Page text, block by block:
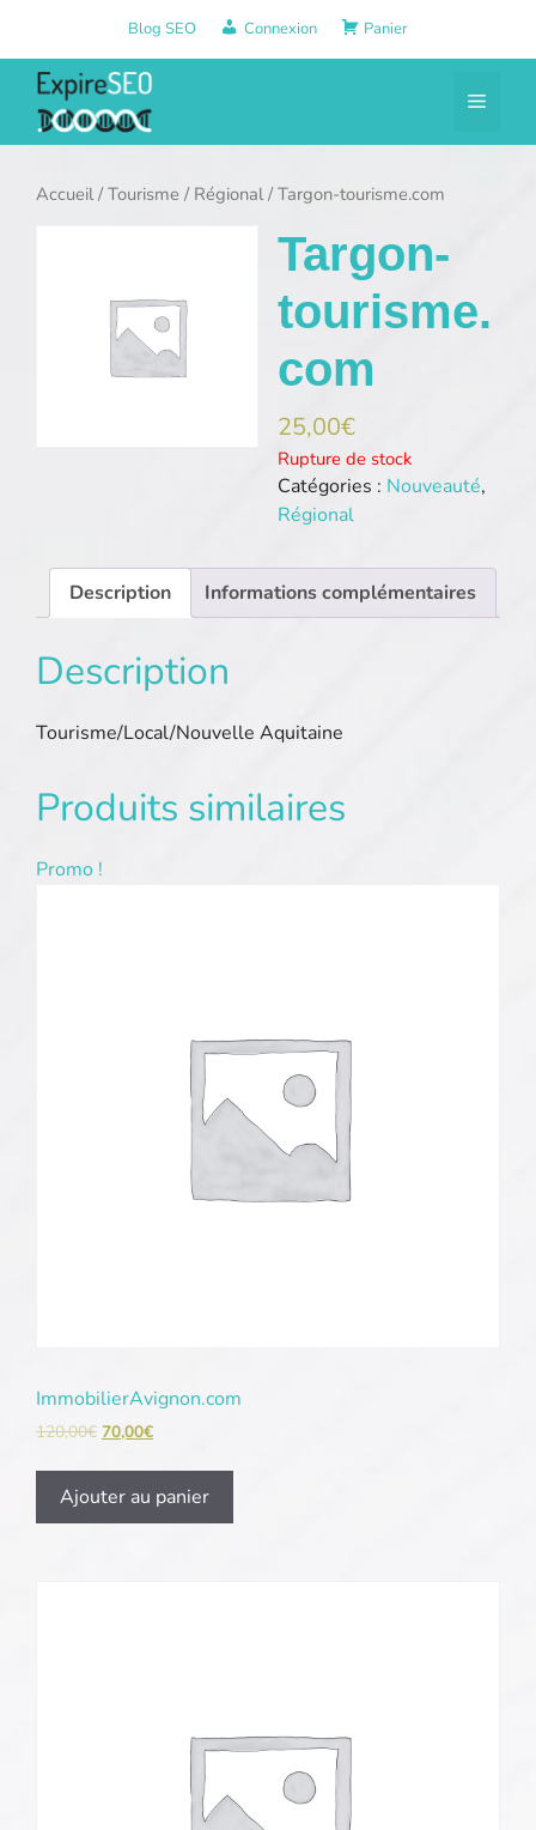
contenu
Blog SEO Connexion Panier
Menu
Accueil/Tourisme / Régional/ Targon-tourisme.com
Targon-
tourisme.
com
25,00€
Rupture de stock
Catégories : Nouveauté,
Régional
Description Informations complémentaires
Description
Tourisme/Local/Nouvelle Aquitaine
Produits similaires
Promo !
ImmobilierAvignon.com
120,00€ 70,00€
Ajouter au panier